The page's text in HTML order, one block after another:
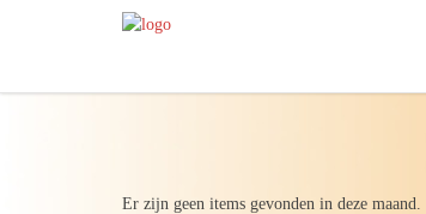
Er zijn geen items gevonden in deze maand.